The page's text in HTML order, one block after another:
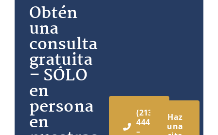
Obtén
una
consulta
gratuita
– SÓLO
en
persona
en
(213)
444
–
Haz
una